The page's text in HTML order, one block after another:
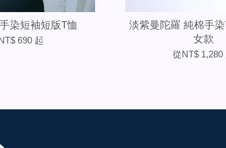
染短袖短版T恤
690 起
淡紫曼陀羅 純棉手
女款
從NT$ 1,280